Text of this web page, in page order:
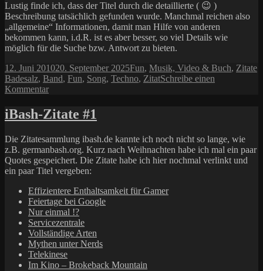
Lustig finde ich, dass der Titel durch die detaillierte ( 😉 )
Beschreibung tatsächlich gefunden wurde. Manchmal reichen also
„allgemeine“ Informationen, damit man Hilfe von anderen
bekommen kann, i.d.R. ist es aber besser, so viel Details wie
möglich für die Suche bzw. Antwort zu bieten.
Veröffentlicht
am
12. Juni 201020. September 2025Kategorien
Fun, Musik, Video & Buch, Zitate
Badesalz, Band, Fun, Song, Techno, ZitatSchreibe einen
Kommentarzu
heißt
dieser
nochmal?
iBash-Zitate #1
Die Zitatesammlung ibash.de kannte ich noch nicht so lange, wie
z.B. germanbash.org. Kurz nach Weihnachten habe ich mal ein paar
Quotes gespeichert. Die Zitate habe ich hier nochmal verlinkt und
ein paar Titel vergeben:
Effizientere Enthaltsamkeit für Gamer
Feiertage bei Google
Nur einmal !?
Servicezentrale
Vollständige Arten
Mythen unter Nerds
Telekinese
Im Kino – Brokeback Mountain